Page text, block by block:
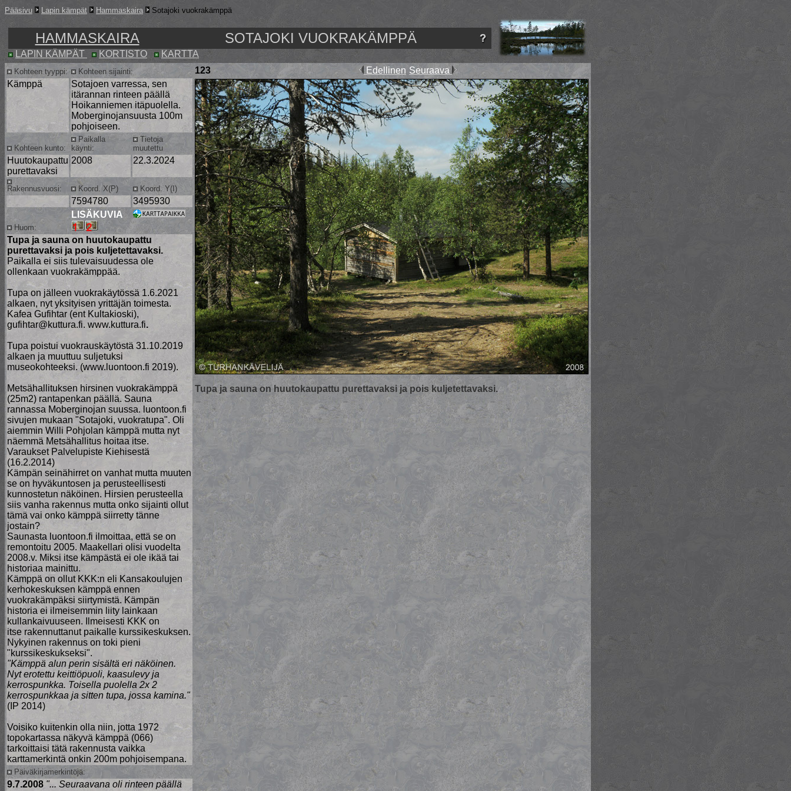
Pääsivu Lapin kämpät Hammaskaira Sotajoki vuokrakämppä
HAMMASKAIRA SOTAJOKI VUOKRAKÄMPPÄ
LAPIN KÄMPÄT KORTISTO KARTTA
Kohteen tyyppi: Kohteen sijainti: 123 Edellinen Seuraava
Kämppä
Sotajoen varressa, sen
itärannan rinteen päällä
Hoikanniemen itäpuolella.
Moberginojansuusta 100m
pohjoiseen.
Tupa ja sauna on huutokaupattu purettavaksi ja pois kuljetettavaksi.
Kohteen kunto:
Paikalla
käynti:
Tietoja
muutettu
Huutokaupattu
purettavaksi
2008 22.3.2024
Rakennusvuosi: Koord. X(P) Koord. Y(I)
7594780 3495930
Huom:
LISÄKUVIA
Tupa ja sauna on huutokaupattu
purettavaksi ja pois kuljetettavaksi.
Paikalla ei siis tulevaisuudessa ole
ollenkaan vuokrakämppää.
Tupa on jälleen vuokrakäytössä 1.6.2021
alkaen, nyt yksityisen yrittäjän toimesta.
Kafea Gufihtar (ent Kultakioski),
gufihtar@kuttura.fi. www.kuttura.fi.
Tupa poistui vuokrauskäytöstä 31.10.2019
alkaen ja muuttuu suljetuksi
museokohteeksi. (www.luontoon.fi 2019).
Metsähallituksen hirsinen vuokrakämppä
(25m2) rantapenkan päällä. Sauna
rannassa Moberginojan suussa. luontoon.fi
sivujen mukaan "Sotajoki, vuokratupa". Oli
aiemmin Willi Pohjolan kämppä mutta nyt
näemmä Metsähallitus hoitaa itse.
Varaukset Palvelupiste Kiehisestä
(16.2.2014)
Kämpän seinähirret on vanhat mutta muuten
se on hyväkuntosen ja perusteellisesti
kunnostetun näköinen. Hirsien perusteella
siis vanha rakennus mutta onko sijainti ollut
tämä vai onko kämppä siirretty tänne
jostain?
Saunasta luontoon.fi ilmoittaa, että se on
remontoitu 2005. Maakellari olisi vuodelta
2008.v. Miksi itse kämpästä ei ole ikää tai
historiaa mainittu.
Kämppä on ollut KKK:n eli Kansakoulujen
kerhokeskuksen kämppä ennen
vuokrakämpäksi siirtymistä. Kämpän
historia ei ilmeisemmin liity lainkaan
kullankaivuuseen. Ilmeisesti KKK on
itse rakennuttanut paikalle kurssikeskuksen.
Nykyinen rakennus on toki pieni
"kurssikeskukseksi".
"Kämppä alun perin sisältä eri näköinen.
Nyt erotettu keittiöpuoli, kaasulevy ja
kerrospunkka. Toisella puolella 2x 2
kerrospunkkaa ja sitten tupa, jossa kamina."
(IP 2014)
Voisiko kuitenkin olla niin, jotta 1972
topokartassa näkyvä kämppä (066)
tarkoittaisi tätä rakennusta vaikka
karttamerkintä onkin 200m pohjoisempana.
Päiväkirjamerkintöjä:
9.7.2008 "... Seuraavana oli rinteen päällä